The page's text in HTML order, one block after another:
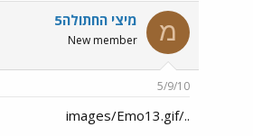
מ מיצי החתולה5
New member
5/9/10
../images/Emo13.gif